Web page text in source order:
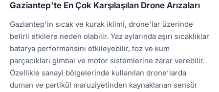
Gaziantep'te En Çok Karşılaşılan Drone Arızaları
Gaziantep'in sıcak ve kurak iklimi, drone'lar üzerinde
belirli etkilere neden olabilir. Yaz aylarında aşırı sıcaklıklar
batarya performansını etkileyebilir, toz ve kum
parçacıkları gimbal ve motor sistemlerine zarar verebilir.
Özellikle sanayi bölgelerinde kullanılan drone'larda
duman ve partikül maruziyetinden kaynaklanan sensör